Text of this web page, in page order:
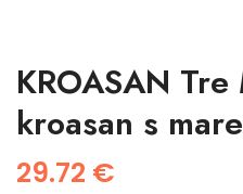
KROASAN
kroasan s
29.72 €